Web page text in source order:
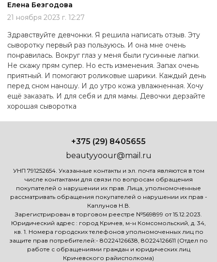
Елена Безгодова
21 ноября 2023 г. 12:27
Здравствуйте девчонки. Я решила написать отзыв. Эту
сыворотку первый раз пользуюсь. И она мне очень
понравилась. Вокруг глаз у меня были гусинные лапки.
Не скажу прям супер. Но есть изменения. Запах очень
приятный. И помогают роликовые шарики. Каждый день
перед сном наношу. И до утро кожа увлажненная. Хочу
ещё заказать. И для себя и для мамы. Девочки дерзайте
хорошая сыворотка
+375 (29) 8405655
beautyyoour@mail.ru
УНП 791252654. Указанные контакты и эл. почта являются в том
числе контактами для связи по вопросам обращения
покупателей о нарушении их прав. Лица, уполномоченные
рассматривать обращения покупателей о нарушении их прав -
Каплунов Н.В.
Зарегистрирован в торговом реестре №569899 от 15.12.2023.
Юридический адрес : город Кричев, м-н Комсомольский, д. 34,
кв. 1. Номера городских телефонов уполномоченных лиц по
защите прав потребителей:- 80224126638, 80224126611 (Отдел по
работе с обращениями граждан и юридических лиц
Кричевского райисполкома)